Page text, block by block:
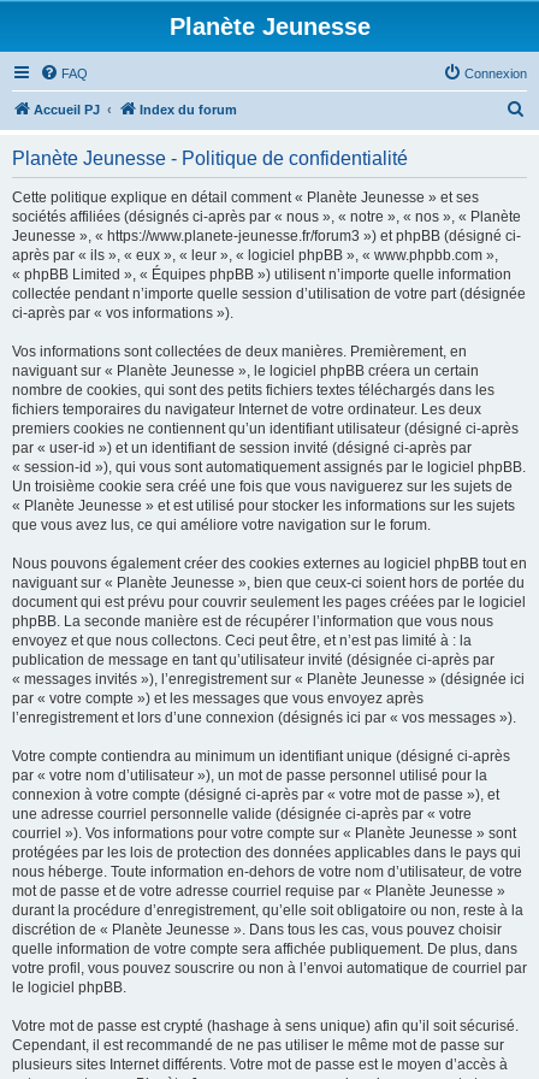
Planète Jeunesse
FAQ Connexion
Accueil PJ Index du forum
Planète Jeunesse - Politique de confidentialité
Cette politique explique en détail comment « Planète Jeunesse » et ses
sociétés affiliées (désignés ci-après par « nous », « notre », « nos », « Planète
Jeunesse », « https://www.planete-jeunesse.fr/forum3 ») et phpBB (désigné ci-
après par « ils », « eux », « leur », « logiciel phpBB », « www.phpbb.com »,
« phpBB Limited », « Équipes phpBB ») utilisent n’importe quelle information
collectée pendant n’importe quelle session d’utilisation de votre part (désignée
ci-après par « vos informations »).
Vos informations sont collectées de deux manières. Premièrement, en
naviguant sur « Planète Jeunesse », le logiciel phpBB créera un certain
nombre de cookies, qui sont des petits fichiers textes téléchargés dans les
fichiers temporaires du navigateur Internet de votre ordinateur. Les deux
premiers cookies ne contiennent qu’un identifiant utilisateur (désigné ci-après
par « user-id ») et un identifiant de session invité (désigné ci-après par
« session-id »), qui vous sont automatiquement assignés par le logiciel phpBB.
Un troisième cookie sera créé une fois que vous naviguerez sur les sujets de
« Planète Jeunesse » et est utilisé pour stocker les informations sur les sujets
que vous avez lus, ce qui améliore votre navigation sur le forum.
Nous pouvons également créer des cookies externes au logiciel phpBB tout en
naviguant sur « Planète Jeunesse », bien que ceux-ci soient hors de portée du
document qui est prévu pour couvrir seulement les pages créées par le logiciel
phpBB. La seconde manière est de récupérer l’information que vous nous
envoyez et que nous collectons. Ceci peut être, et n’est pas limité à : la
publication de message en tant qu’utilisateur invité (désignée ci-après par
« messages invités »), l’enregistrement sur « Planète Jeunesse » (désignée ici
par « votre compte ») et les messages que vous envoyez après
l’enregistrement et lors d’une connexion (désignés ici par « vos messages »).
Votre compte contiendra au minimum un identifiant unique (désigné ci-après
par « votre nom d’utilisateur »), un mot de passe personnel utilisé pour la
connexion à votre compte (désigné ci-après par « votre mot de passe »), et
une adresse courriel personnelle valide (désignée ci-après par « votre
courriel »). Vos informations pour votre compte sur « Planète Jeunesse » sont
protégées par les lois de protection des données applicables dans le pays qui
nous héberge. Toute information en-dehors de votre nom d’utilisateur, de votre
mot de passe et de votre adresse courriel requise par « Planète Jeunesse »
durant la procédure d’enregistrement, qu’elle soit obligatoire ou non, reste à la
discrétion de « Planète Jeunesse ». Dans tous les cas, vous pouvez choisir
quelle information de votre compte sera affichée publiquement. De plus, dans
votre profil, vous pouvez souscrire ou non à l’envoi automatique de courriel par
le logiciel phpBB.
Votre mot de passe est crypté (hashage à sens unique) afin qu’il soit sécurisé.
Cependant, il est recommandé de ne pas utiliser le même mot de passe sur
plusieurs sites Internet différents. Votre mot de passe est le moyen d’accès à